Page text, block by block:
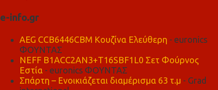
e-info.gr
AEG CCB6446CBM Κουζίνα Ελεύθερη - euronics
ΦΟΥΝΤΑΣ
NEFF B1ACC2AN3+T16SBF1L0 Σετ Φούρνος
Εστία - euronics ΦΟΥΝΤΑΣ
Σπάρτη – Ενοικιάζεται διαμέρισμα 63 τ.μ - Grad